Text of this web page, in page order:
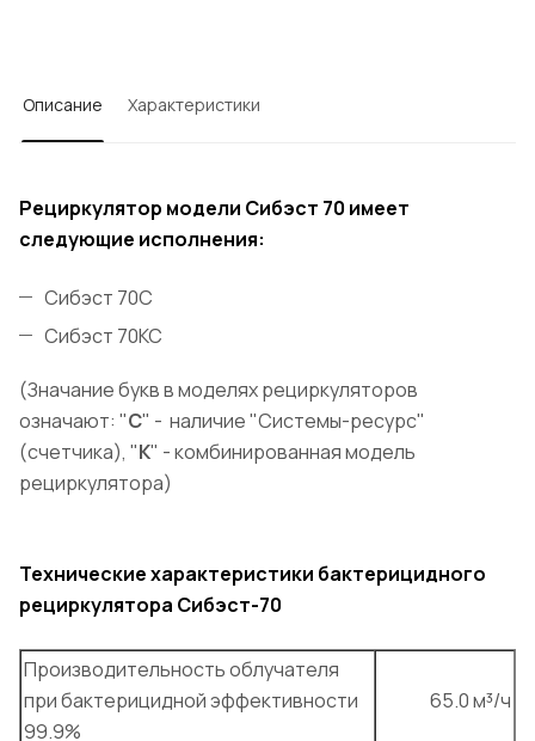
Описание Характеристики
Рециркулятор модели Сибэст 70 имеет
следующие исполнения:
Сибэст 70С
Сибэст 70КС
(Значание букв в моделях рециркуляторов
означают: "С" - наличие "Системы-ресурс"
(счетчика), "К" - комбинированная модель
рециркулятора)
Технические характеристики бактерицидного
рециркулятора Сибэст-70
Производительность облучателя
при бактерицидной эффективности
99.9%
65.0 м³/ч